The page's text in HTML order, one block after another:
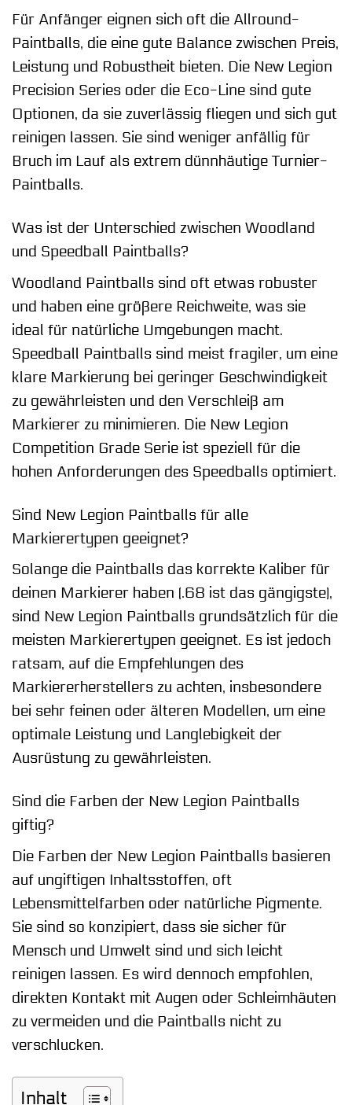
Für Anfänger eignen sich oft die Allround-
Paintballs, die eine gute Balance zwischen Preis,
Leistung und Robustheit bieten. Die New Legion
Precision Series oder die Eco-Line sind gute
Optionen, da sie zuverlässig fliegen und sich gut
reinigen lassen. Sie sind weniger anfällig für
Bruch im Lauf als extrem dünnhäutige Turnier-
Paintballs.
Was ist der Unterschied zwischen Woodland
und Speedball Paintballs?
Woodland Paintballs sind oft etwas robuster
und haben eine größere Reichweite, was sie
ideal für natürliche Umgebungen macht.
Speedball Paintballs sind meist fragiler, um eine
klare Markierung bei geringer Geschwindigkeit
zu gewährleisten und den Verschleiß am
Markierer zu minimieren. Die New Legion
Competition Grade Serie ist speziell für die
hohen Anforderungen des Speedballs optimiert.
Sind New Legion Paintballs für alle
Markierertypen geeignet?
Solange die Paintballs das korrekte Kaliber für
deinen Markierer haben (.68 ist das gängigste),
sind New Legion Paintballs grundsätzlich für die
meisten Markierertypen geeignet. Es ist jedoch
ratsam, auf die Empfehlungen des
Markiererherstellers zu achten, insbesondere
bei sehr feinen oder älteren Modellen, um eine
optimale Leistung und Langlebigkeit der
Ausrüstung zu gewährleisten.
Sind die Farben der New Legion Paintballs
giftig?
Die Farben der New Legion Paintballs basieren
auf ungiftigen Inhaltsstoffen, oft
Lebensmittelfarben oder natürliche Pigmente.
Sie sind so konzipiert, dass sie sicher für
Mensch und Umwelt sind und sich leicht
reinigen lassen. Es wird dennoch empfohlen,
direkten Kontakt mit Augen oder Schleimhäuten
zu vermeiden und die Paintballs nicht zu
verschlucken.
Inhalt